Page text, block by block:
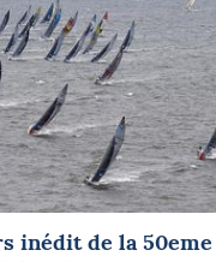
inédit de la 50eme